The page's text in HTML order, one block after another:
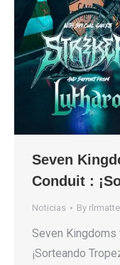
Seven
Conduit :
Noticias By
Seven Kingdoms
¡Sorteando